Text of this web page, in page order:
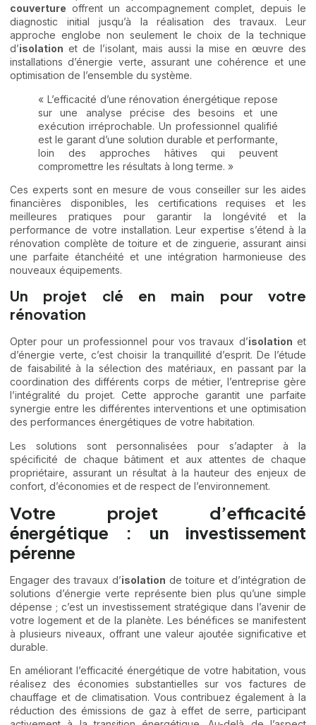
couverture offrent un accompagnement complet, depuis le
diagnostic initial jusqu’à la réalisation des travaux. Leur
approche englobe non seulement le choix de la technique
d’isolation et de l’isolant, mais aussi la mise en œuvre des
installations d’énergie verte, assurant une cohérence et une
optimisation de l’ensemble du système.
« L’efficacité d’une rénovation énergétique repose
sur une analyse précise des besoins et une
exécution irréprochable. Un professionnel qualifié
est le garant d’une solution durable et performante,
loin des approches hâtives qui peuvent
compromettre les résultats à long terme. »
Ces experts sont en mesure de vous conseiller sur les aides
financières disponibles, les certifications requises et les
meilleures pratiques pour garantir la longévité et la
performance de votre installation. Leur expertise s’étend à la
rénovation complète de toiture et de zinguerie, assurant ainsi
une parfaite étanchéité et une intégration harmonieuse des
nouveaux équipements.
Un projet clé en main pour votre
rénovation
Opter pour un professionnel pour vos travaux d’isolation et
d’énergie verte, c’est choisir la tranquillité d’esprit. De l’étude
de faisabilité à la sélection des matériaux, en passant par la
coordination des différents corps de métier, l’entreprise gère
l’intégralité du projet. Cette approche garantit une parfaite
synergie entre les différentes interventions et une optimisation
des performances énergétiques de votre habitation.
Les solutions sont personnalisées pour s’adapter à la
spécificité de chaque bâtiment et aux attentes de chaque
propriétaire, assurant un résultat à la hauteur des enjeux de
confort, d’économies et de respect de l’environnement.
Votre projet d’efficacité
énergétique : un investissement
pérenne
Engager des travaux d’isolation de toiture et d’intégration de
solutions d’énergie verte représente bien plus qu’une simple
dépense ; c’est un investissement stratégique dans l’avenir de
votre logement et de la planète. Les bénéfices se manifestent
à plusieurs niveaux, offrant une valeur ajoutée significative et
durable.
En améliorant l’efficacité énergétique de votre habitation, vous
réalisez des économies substantielles sur vos factures de
chauffage et de climatisation. Vous contribuez également à la
réduction des émissions de gaz à effet de serre, participant